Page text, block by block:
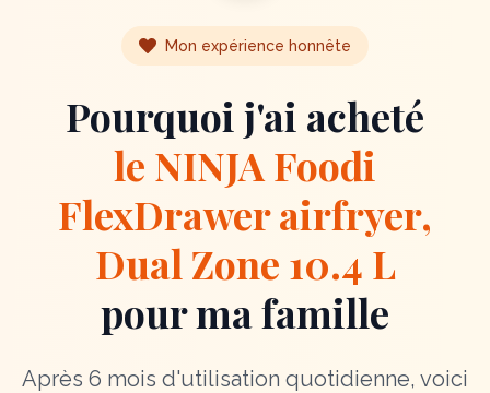
Mon expérience honnête
Pourquoi j'ai acheté
le NINJA Foodi
FlexDrawer airfryer,
Dual Zone 10.4 L
pour ma famille
Après 6 mois d'utilisation quotidienne, voici